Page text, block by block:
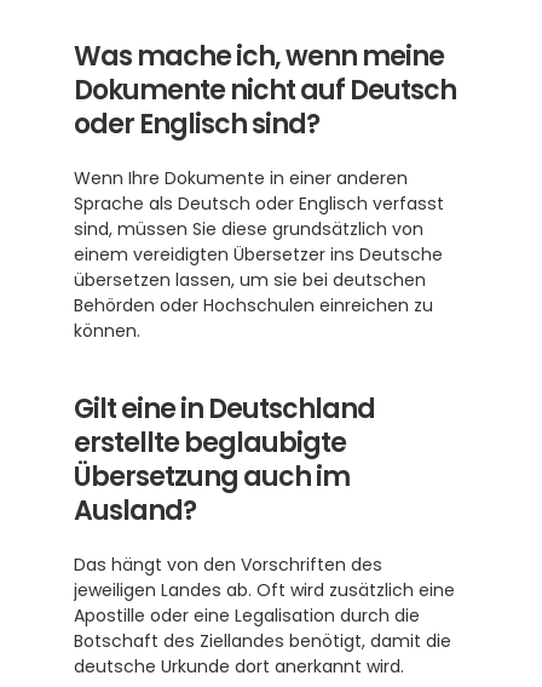
Was mache ich, wenn meine
Dokumente nicht auf Deutsch
oder Englisch sind?
Wenn Ihre Dokumente in einer anderen
Sprache als Deutsch oder Englisch verfasst
sind, müssen Sie diese grundsätzlich von
einem vereidigten Übersetzer ins Deutsche
übersetzen lassen, um sie bei deutschen
Behörden oder Hochschulen einreichen zu
können.
Gilt eine in Deutschland
erstellte beglaubigte
Übersetzung auch im
Ausland?
Das hängt von den Vorschriften des
jeweiligen Landes ab. Oft wird zusätzlich eine
Apostille oder eine Legalisation durch die
Botschaft des Ziellandes benötigt, damit die
deutsche Urkunde dort anerkannt wird.